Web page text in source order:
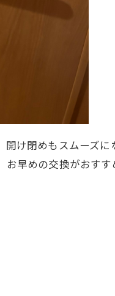
け閉めもスムーズに
早めの交換がおすす